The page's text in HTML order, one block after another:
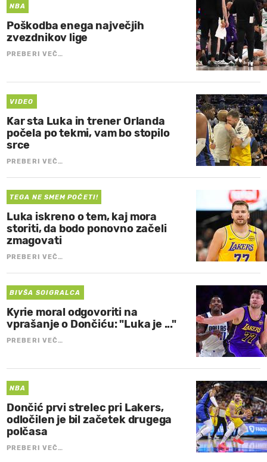
NBA
Poškodba enega največjih
zvezdnikov lige
PREBERI VEČ…
VIDEO
Kar sta Luka in trener Orlanda
počela po tekmi, vam bo stopilo
srce
PREBERI VEČ…
TEGA NE SMEM POČETI!
Luka iskreno o tem, kaj mora
storiti, da bodo ponovno začeli
zmagovati
PREBERI VEČ…
BIVŠA SOIGRALCA
Kyrie moral odgovoriti na
vprašanje o Dončiću: "Luka je ..."
PREBERI VEČ…
NBA
Dončić prvi strelec pri Lakers,
odločilen je bil začetek drugega
polčasa
PREBERI VEČ…